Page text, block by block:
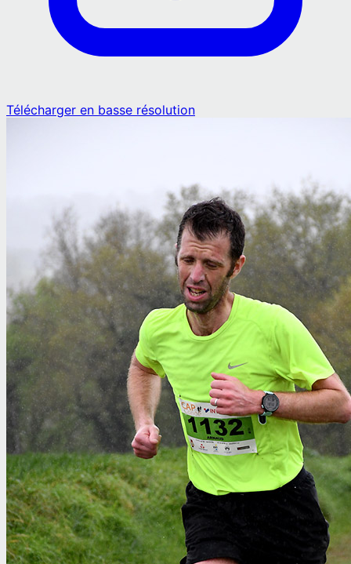
Télécharger en basse résolution